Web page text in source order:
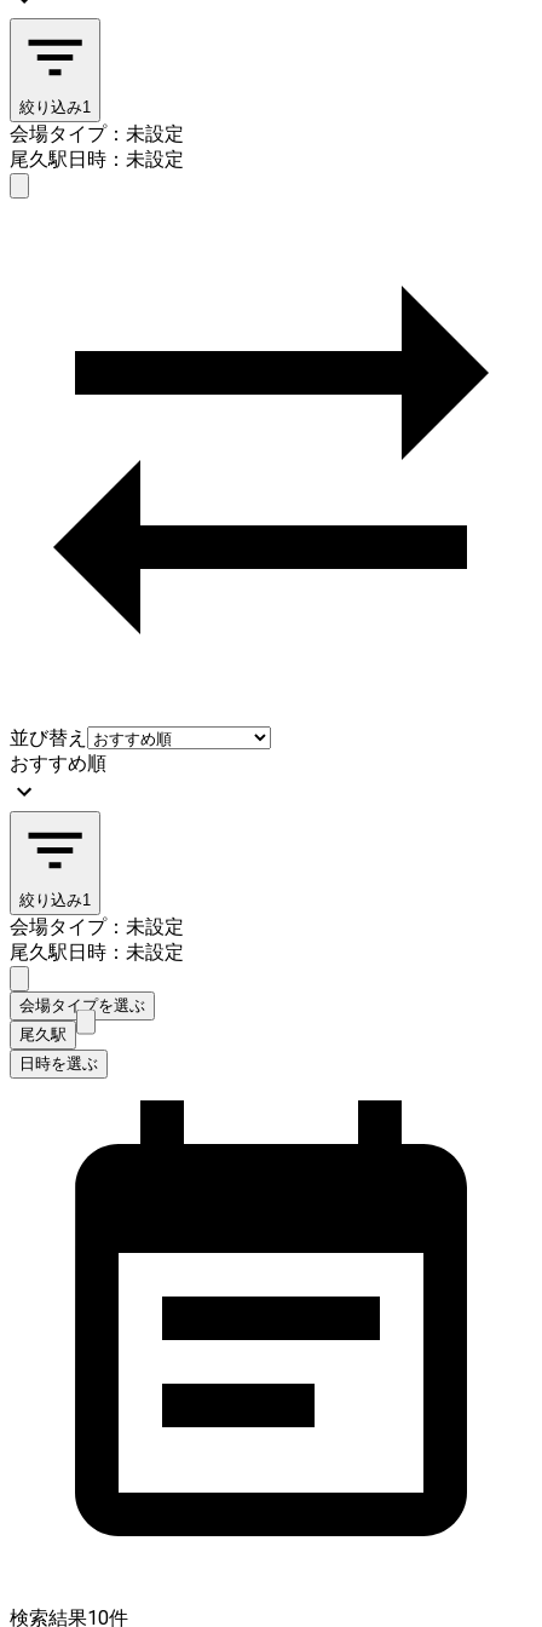
絞り込み1
会場タイプ：未設定
尾久駅日時：未設定
並び替え
おすすめ順
絞り込み1
会場タイプ：未設定
尾久駅日時：未設定
会場タイプを選ぶ
尾久駅
日時を選ぶ
検索結果10件